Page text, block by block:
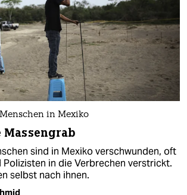
in Mexiko
Massengrab
sind in Mexiko verschwunden, oft
Polizisten in die Verbrechen verstrickt.
selbst nach ihnen.